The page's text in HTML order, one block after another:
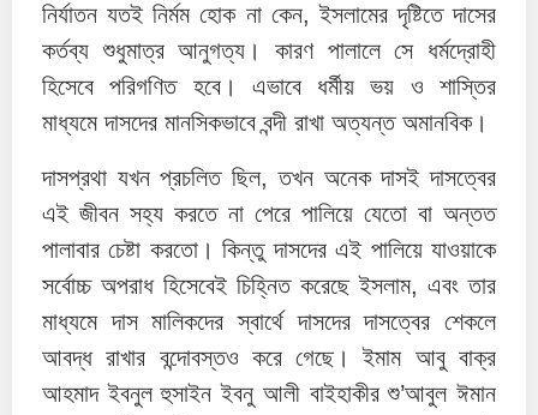
নির্যাতন যতই নির্মম হোক না কেন, ইসলামের দৃষ্টিতে দাসের
কর্তব্য শুধুমাত্র আনুগত্য। কারণ পালালে সে ধর্মদ্রোহী
হিসেবে পরিগণিত হবে। এভাবে ধর্মীয় ভয় ও শাস্তির
মাধ্যমে দাসদের মানসিকভাবে বন্দী রাখা অত্যন্ত অমানবিক।
দাসপ্রথা যখন প্রচলিত ছিল, তখন অনেক দাসই দাসত্বের
এই জীবন সহ্য করতে না পেরে পালিয়ে যেতো বা অন্তত
পালাবার চেষ্টা করতো। কিন্তু দাসদের এই পালিয়ে যাওয়াকে
সর্বোচ্চ অপরাধ হিসেবেই চিহ্নিত করেছে ইসলাম, এবং তার
মাধ্যমে দাস মালিকদের স্বার্থে দাসদের দাসত্বের শেকলে
আবদ্ধ রাখার বন্দোবস্তও করে গেছে। ইমাম আবু বাক্‌র
আহমাদ ইবনুল হুসাইন ইবনু আলী বাইহাকীর শু’আবুল ঈমান